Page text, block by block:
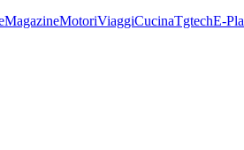
MagazineMotoriViaggiCucinaTgtechE-